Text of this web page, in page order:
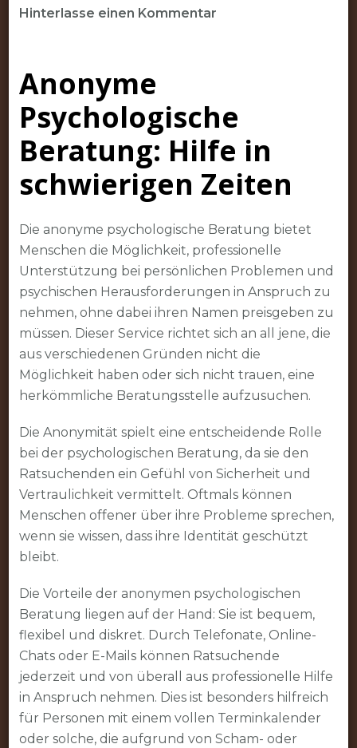
Hinterlasse einen Kommentarzu
und
Unterstützung
in
schwierigen
Zeiten
Anonyme
Psychologische
Beratung: Hilfe in
schwierigen Zeiten
Die anonyme psychologische Beratung bietet
Menschen die Möglichkeit, professionelle
Unterstützung bei persönlichen Problemen und
psychischen Herausforderungen in Anspruch zu
nehmen, ohne dabei ihren Namen preisgeben zu
müssen. Dieser Service richtet sich an all jene, die
aus verschiedenen Gründen nicht die
Möglichkeit haben oder sich nicht trauen, eine
herkömmliche Beratungsstelle aufzusuchen.
Die Anonymität spielt eine entscheidende Rolle
bei der psychologischen Beratung, da sie den
Ratsuchenden ein Gefühl von Sicherheit und
Vertraulichkeit vermittelt. Oftmals können
Menschen offener über ihre Probleme sprechen,
wenn sie wissen, dass ihre Identität geschützt
bleibt.
Die Vorteile der anonymen psychologischen
Beratung liegen auf der Hand: Sie ist bequem,
flexibel und diskret. Durch Telefonate, Online-
Chats oder E-Mails können Ratsuchende
jederzeit und von überall aus professionelle Hilfe
in Anspruch nehmen. Dies ist besonders hilfreich
für Personen mit einem vollen Terminkalender
oder solche, die aufgrund von Scham- oder